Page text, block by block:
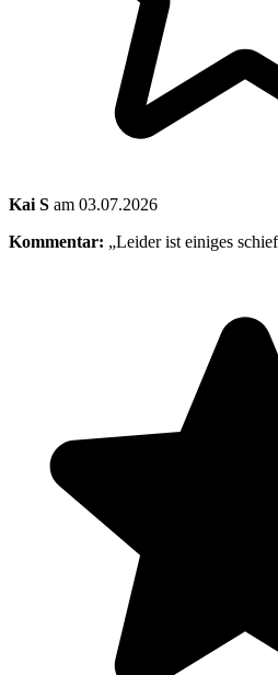
Kai S am 03.07.2026
Kommentar: „Leider ist einiges